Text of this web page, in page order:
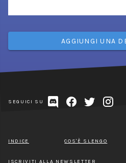
AGGIUNGI UNA
SEGUICI SU
INDICE COS'È SLENGO
ISCRIVITI ALLA NEWSLETTER